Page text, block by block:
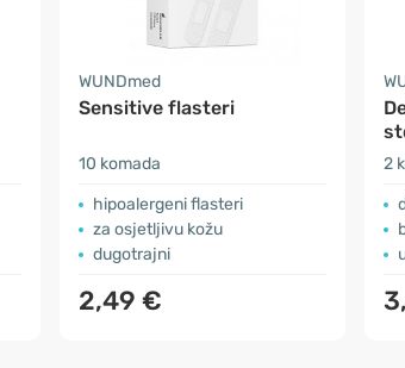
WUNDmed
Sensitive flasteri
10 komada
hipoalergeni flasteri
za osjetljivu kožu
dugotrajni
2,49 €
2